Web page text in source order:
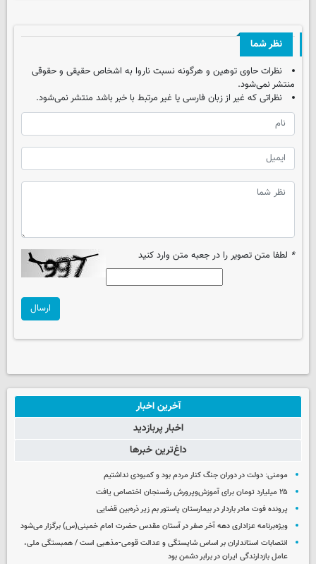
نظر شما
نظرات حاوی توهین و هرگونه نسبت ناروا به اشخاص حقیقی و حقوقی
منتشر نمی‌شود.
نظراتی که غیر از زبان فارسی یا غیر مرتبط با خبر باشد منتشر نمی‌شود.
* لطفا متن تصویر را در جعبه متن وارد کنید
ارسال
آخرین اخبار
اخبار پربازدید
داغ‌ترین خبرها
مومنی: دولت در دوران جنگ کنار مردم بود و کمبودی نداشتیم
۲۵ میلیارد تومان برای آموزش‌وپرورش رفسنجان اختصاص یافت
پرونده فوت مادر باردار در بیمارستان پاستور بم زیر ذره‌بین قضایی
ویژه‌برنامه عزاداری دهه آخر صفر در آستان مقدس حضرت امام خمینی(س) برگزار می‌شود
انتصابات استانداران بر اساس شایستگی و عدالت قومی-مذهبی است / همبستگی ملی،
عامل بازدارندگی ایران در برابر دشمن بود